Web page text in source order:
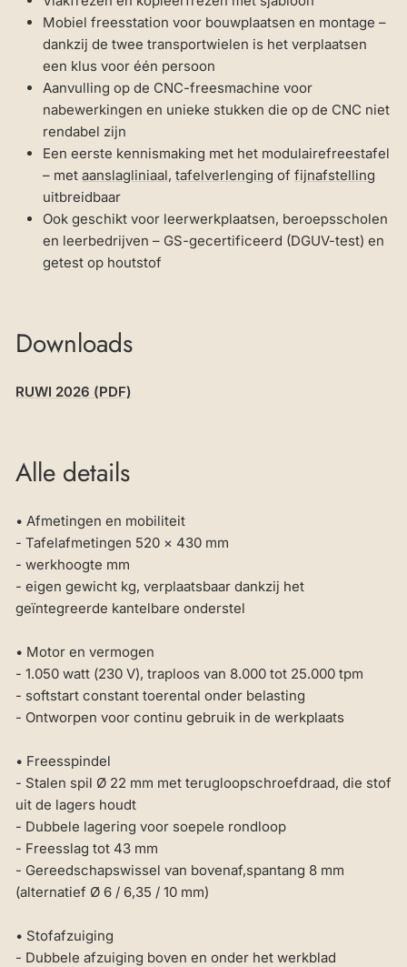
Mobiel freesstation voor bouwplaatsen en montage –
dankzij de twee transportwielen is het verplaatsen
een klus voor één persoon
Aanvulling op de CNC-freesmachine voor
nabewerkingen en unieke stukken die op de CNC niet
rendabel zijn
Een eerste kennismaking met het modulairefreestafel
– met aanslagliniaal, tafelverlenging of fijnafstelling
uitbreidbaar
Ook geschikt voor leerwerkplaatsen, beroepsscholen
en leerbedrijven – GS-gecertificeerd (DGUV-test) en
getest op houtstof
Downloads
RUWI 2026 (PDF)
Alle details
• Afmetingen en mobiliteit
- Tafelafmetingen 520 × 430 mm
- werkhoogte mm
- eigen gewicht kg, verplaatsbaar dankzij het
geïntegreerde kantelbare onderstel
• Motor en vermogen
- 1.050 watt (230 V), traploos van 8.000 tot 25.000 tpm
- softstart constant toerental onder belasting
- Ontworpen voor continu gebruik in de werkplaats
• Freesspindel
- Stalen spil Ø 22 mm met terugloopschroefdraad, die stof
uit de lagers houdt
- Dubbele lagering voor soepele rondloop
- Freesslag tot 43 mm
- Gereedschapswissel van bovenaf,spantang 8 mm
(alternatief Ø 6 / 6,35 / 10 mm)
• Stofafzuiging
- Dubbele afzuiging boven en onder het werkblad